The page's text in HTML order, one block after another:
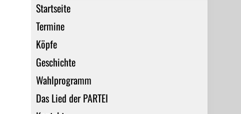
Startseite
Termine
Köpfe
Geschichte
Wahlprogramm
Das Lied der PARTEI